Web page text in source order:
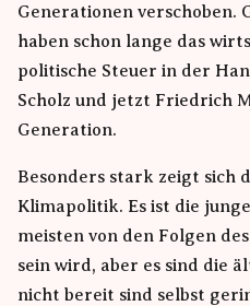
Generationen verschoben.
haben schon lange das
politische Steuer in der
Scholz und jetzt Friedrich
Generation.
Besonders stark zeigt sich
Klimapolitik. Es ist die
meisten von den Folgen
sein wird, aber es sind die
nicht bereit sind selbst